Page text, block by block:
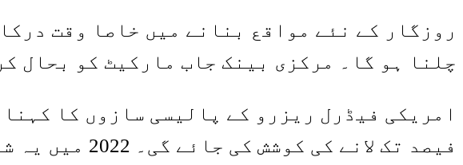
روزگار کے نئے مواقع بنانے میں خاصا وقت
چلنا ہو گا۔ مرکزی بینک جاب مارکیٹ کو بحال